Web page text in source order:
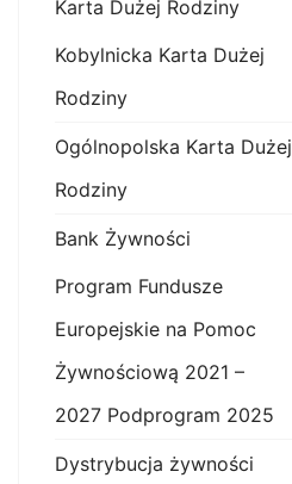
Karta Dużej Rodziny
Kobylnicka Karta Dużej
Rodziny
Ogólnopolska Karta Dużej
Rodziny
Bank Żywności
Program Fundusze
Europejskie na Pomoc
Żywnościową 2021 –
2027 Podprogram 2025
Dystrybucja żywności